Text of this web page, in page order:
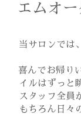
フットネイル
ネイルデザイン
ブログ
エムオ
当サロンでは
喜んでお帰り
イルはずっと
スタッフ全員
もちろん日々